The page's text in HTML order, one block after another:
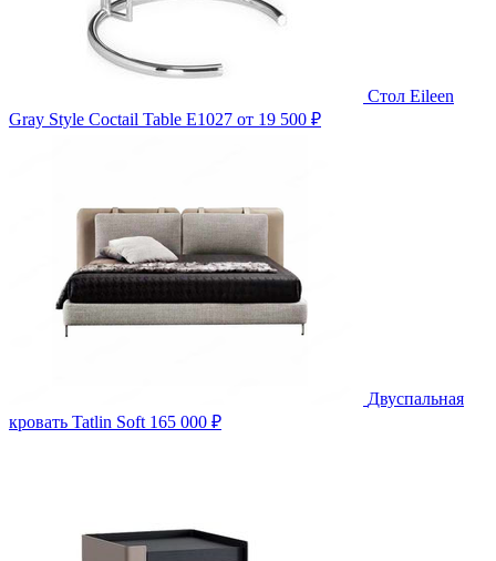
Стол Eileen
Gray Style Coctail Table E1027 от 19 500 ₽
Двуспальная
кровать Tatlin Soft 165 000 ₽